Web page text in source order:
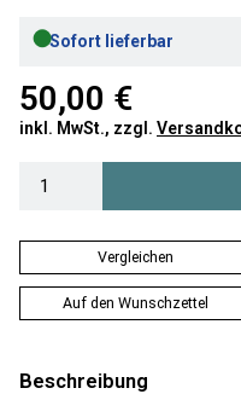
●Sofort lieferbar
50,00 €
inkl. MwSt., zzgl.
Vergleichen
Auf den Wunschzettel
Beschreibung